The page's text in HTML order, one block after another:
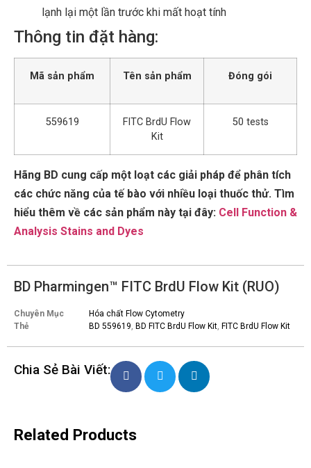
lạnh lại một lần trước khi mất hoạt tính
Thông tin đặt hàng:
Mã sản phẩm Tên sản phẩm Đóng gói
559619
FITC BrdU Flow
Kit
50 tests
Hãng BD cung cấp một loạt các giải pháp để phân tích
các chức năng của tế bào với nhiều loại thuốc thử. Tìm
hiểu thêm về các sản phẩm này tại đây: Cell Function &
Analysis Stains and Dyes
BD Pharmingen™ FITC BrdU Flow Kit (RUO)
Chuyên Mục
Hóa chất Flow Cytometry
Thẻ
BD 559619 BD FITC BrdU Flow Kit FITC BrdU Flow Kit
Chia Sẻ Bài Viết:
Related Products